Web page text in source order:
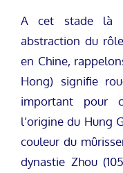
A cet stade là
abstraction du
en Chine,
Hong) signifie
important pour
l’origine du Hung
couleur du
dynastie Zhou